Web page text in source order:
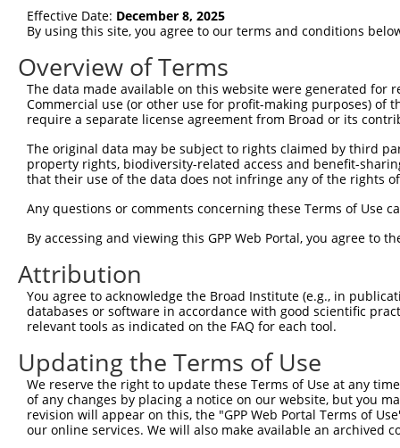
Effective Date: December 8, 2025
By using this site, you agree to our terms and conditions
Overview of Terms
The data made available on this website were generated
Commercial use (or other use for profit-making purposes) of
require a separate license agreement from Broad or its
The original data may be subject to rights claimed by third
property rights, biodiversity-related access and benefit-
that their use of the data does not infringe any of the rights
Any questions or comments concerning these Terms of Use
By accessing and viewing this GPP Web Portal, you agree to
Attribution
You agree to acknowledge the Broad Institute (e.g., in
databases or software in accordance with good scientific
relevant tools as indicated on the FAQ for each tool.
Updating the Terms of Use
We reserve the right to update these Terms of Use at any
of any changes by placing a notice on our website, but you
revision will appear on this, the "GPP Web Portal Terms of
our online services. We will also make available an archived